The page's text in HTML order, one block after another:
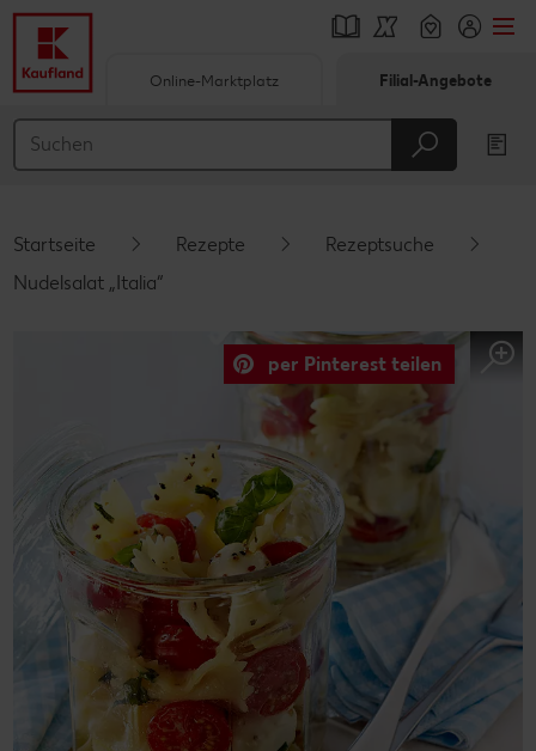
Hauptinhalt
Schwebender Seitenbereich
Online-Marktplatz Filial-Angebote
Startseite Rezepte
Rezeptsuche
Nudelsalat „Italia“
per Pinterest teilen